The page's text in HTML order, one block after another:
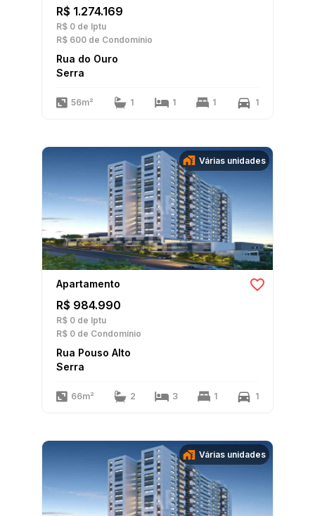
R$ 1.274.169
R$ 0 de Iptu
R$ 600 de Condomínio
Rua do Ouro
Serra
56m² 1 1 1 1
Várias unidades
Apartamento
R$ 984.990
R$ 0 de Iptu
R$ 0 de Condomínio
Rua Pouso Alto
Serra
66m² 2 3 1 1
Várias unidades